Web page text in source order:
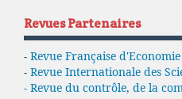
Revues Partenaires
- Revue Française
- Revue Internationale des
- Revue du contrôle, de la